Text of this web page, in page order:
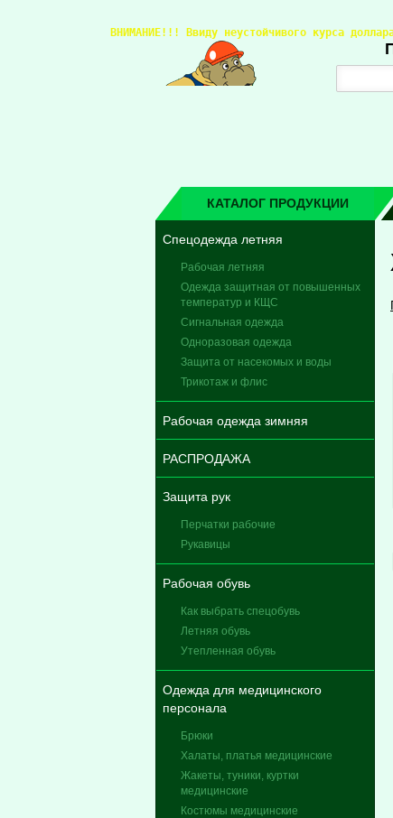
ВНИМАНИЕ!!! Ввиду неустойчивого курса
КАТАЛОГ ПРОДУКЦИИ
Спецодежда летняя
Рабочая летняя
Одежда защитная от повышенных
температур и КЩС
Сигнальная одежда
Одноразовая одежда
Защита от насекомых и воды
Трикотаж и флис
Рабочая одежда зимняя
РАСПРОДАЖА
Защита рук
Перчатки рабочие
Рукавицы
Рабочая обувь
Как выбрать спецобувь
Летняя обувь
Утепленная обувь
Одежда для медицинского
персонала
Брюки
Халаты, платья медицинские
Жакеты, туники, куртки
медицинские
Костюмы медицинские